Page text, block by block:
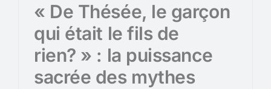
« De Thésée, le garçon
qui était le fils de
rien? » : la puissance
sacrée des mythes